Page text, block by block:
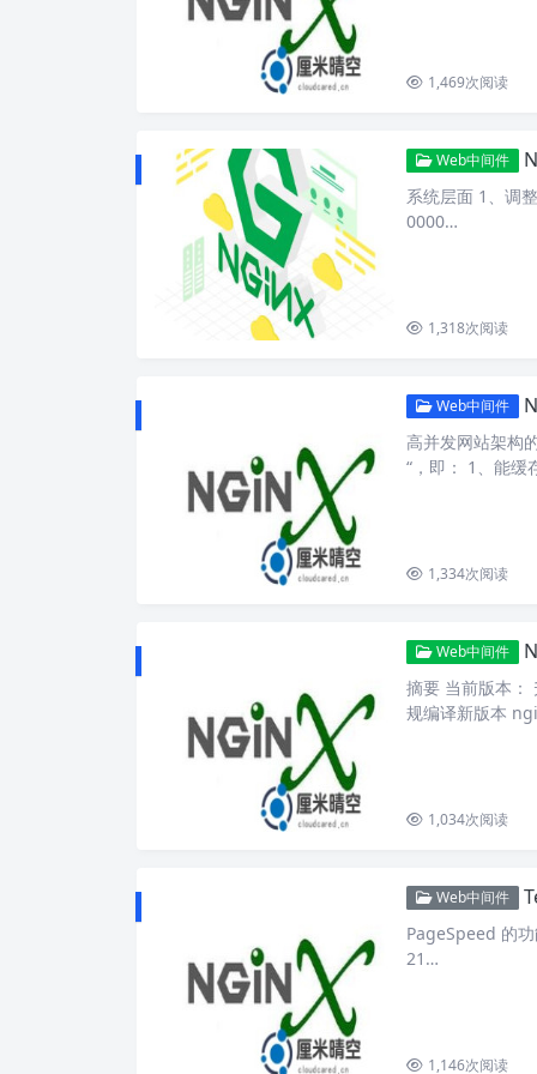
1,469次阅读
Web中间件
系统层面 1、调
0000…
1,318次阅读
Web中间件
高并发网站架构
“，即： 1、能
1,334次阅读
Web中间件
摘要 当前版本：
规编译新版本
1,034次阅读
Web中间件
PageSpeed 的
21…
1,146次阅读